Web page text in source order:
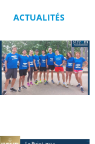
Responsabilité.
ACTUALITÉS